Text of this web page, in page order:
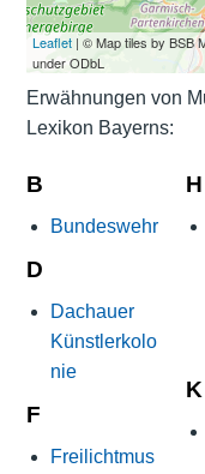
Leaflet| © Map tiles by BSB
under ODbL
Erwähnungen von
Lexikon Bayerns:
B
Bundeswehr
D
Dachauer
Künstlerkolo
nie
F
Freilichtmus
H
K